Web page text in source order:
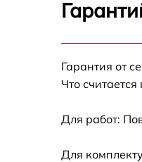
Замена
34GL750-
34GL750-
Гарантия от
Что
Для работ:
Для